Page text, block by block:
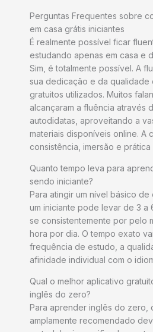
Perguntas Frequentes sobre
em casa grátis iniciantes
É realmente possível ficar
estudando apenas em casa e
Sim, é totalmente possível. A
sua dedicação e da qualidade
gratuitos utilizados. Muitos
alcançaram a fluência através
autodidatas, aproveitando a
materiais disponíveis online. A
consistência, imersão e prática
Quanto tempo leva para
sendo iniciante?
Para atingir um nível básico de
um iniciante pode levar de 3 a
se consistentemente por pelo
hora por dia. O tempo exato
frequência de estudo, a
afinidade individual com o
Qual o melhor aplicativo
inglês do zero?
Para aprender inglês do zero,
amplamente recomendado